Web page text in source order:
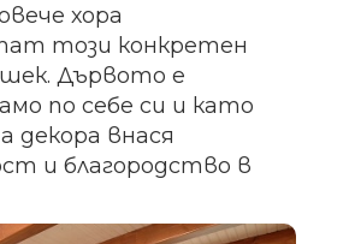
хора
този конкретен
Дървото е
по себе си и като
декора внася
и благородство в